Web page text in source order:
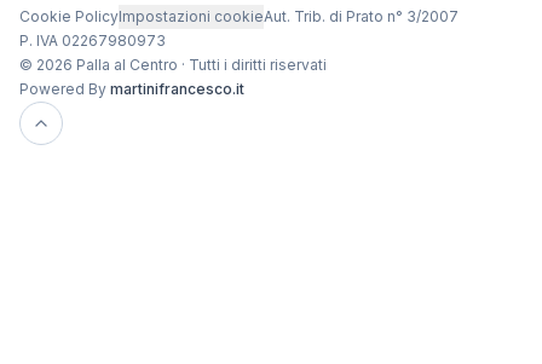
Cookie PolicyImpostazioni cookieAut. Trib. di Prato n° 3/2007
P. IVA 02267980973
© 2026 Palla al Centro · Tutti i diritti riservati
Powered By martinifrancesco.it